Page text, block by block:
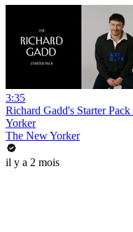
3:35
Richard Gadd's Starter
Yorker
The New Yorker
il y a 2 mois